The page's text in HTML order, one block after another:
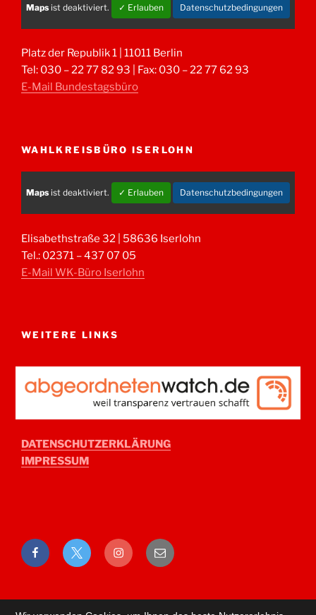
Maps ist deaktiviert. ✓ Erlauben Datenschutzbedingungen
Platz der Republik 1 | 11011 Berlin
Tel: 030 – 22 77 82 93 | Fax: 030 – 22 77 62 93
E-Mail Bundestagsbüro
WAHLKREISBÜRO ISERLOHN
Maps ist deaktiviert. ✓ Erlauben Datenschutzbedingungen
Elisabethstraße 32 | 58636 Iserlohn
Tel.: 02371 – 437 07 05
E-Mail WK-Büro Iserlohn
WEITERE LINKS
DATENSCHUTZERKLÄRUNG
IMPRESSUM
FacebookTwitter Instagram
E-
Mail